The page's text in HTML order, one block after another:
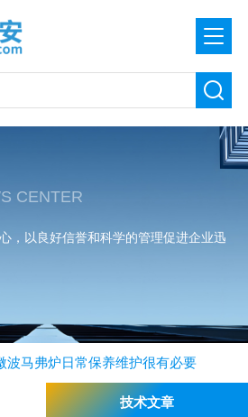
CENTER
，以良好信誉和科学的管理促进企业迅
波马弗炉日常保养维护很有必要
技术文章